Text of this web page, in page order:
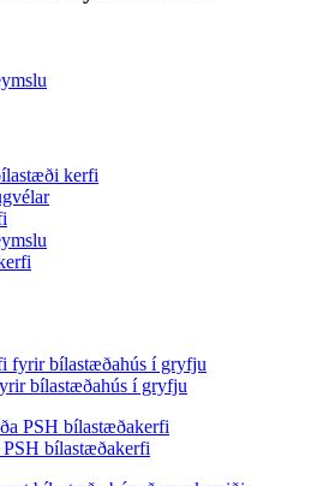
kerfi
bílastæðahús í gryfju
bílastæðakerfi